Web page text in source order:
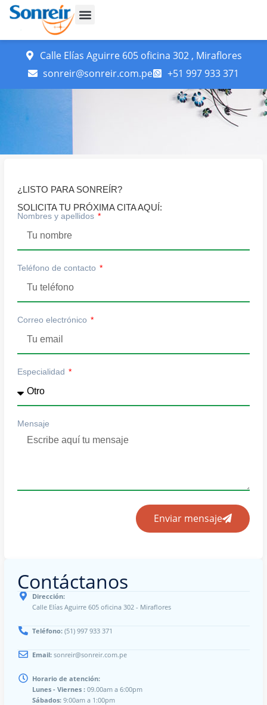
Calle Elías Aguirre 605 oficina 302 , Miraflores
sonreir@sonreir.com.pe
+51 997 933 371
¿LISTO PARA SONREÍR?
SOLICITA TU PRÓXIMA CITA AQUÍ:
Nombres y apellidos
Teléfono de contacto
Correo electrónico
Especialidad
Mensaje
Enviar mensaje
Contáctanos
Dirección:
Calle Elías Aguirre 605 oficina 302 - Miraflores
Teléfono:(51) 997 933 371
Email:sonreir@sonreir.com.pe
Horario de atención:
Lunes - Viernes :09.00am a 6:00pm
Sábados:9:00am a 1:00pm